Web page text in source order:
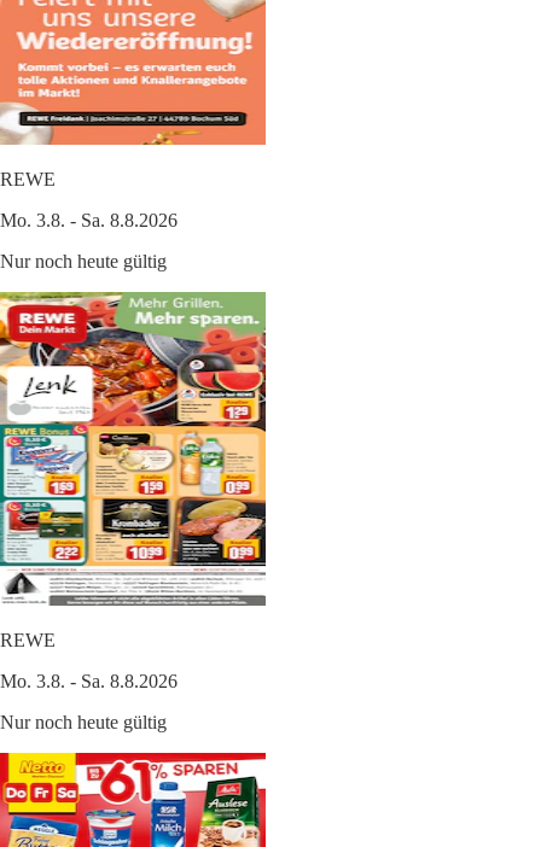
REWE
Mo. 3.8. - Sa. 8.8.2026
Nur noch heute gültig
REWE
Mo. 3.8. - Sa. 8.8.2026
Nur noch heute gültig